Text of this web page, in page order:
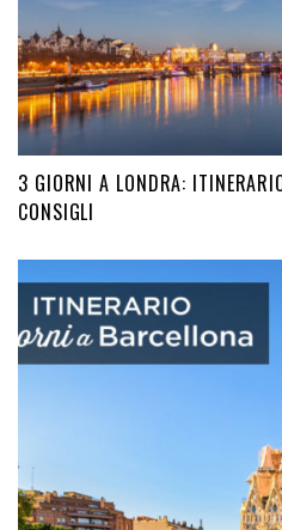
3 GIORNI A LONDRA:
CONSIGLI